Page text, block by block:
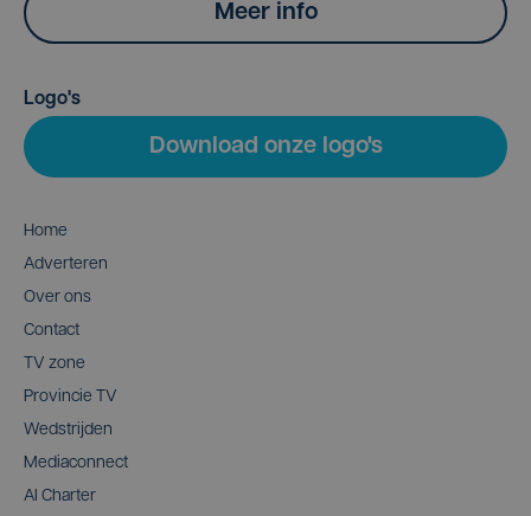
Meer info
Logo's
Download onze logo's
Home
Adverteren
Over ons
Contact
TV zone
Provincie TV
Wedstrijden
Mediaconnect
AI Charter